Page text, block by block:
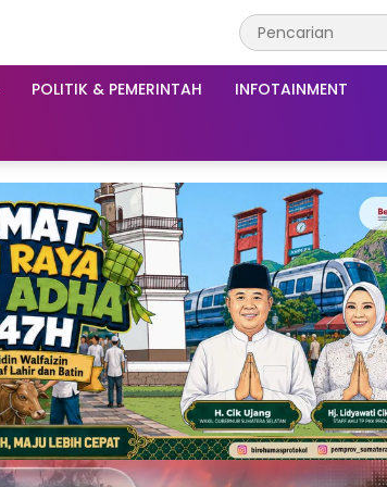
POLITIK & PEMERINTAH INFOTAINMENT